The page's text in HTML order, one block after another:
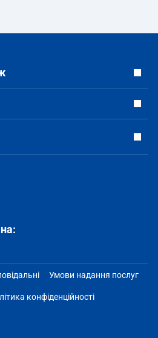
Умови надання послуг
конфіденційності